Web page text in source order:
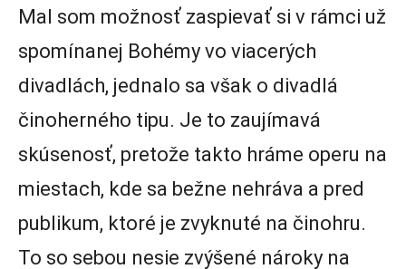
Mal som možnosť zaspievať si v rámci už
spomínanej Bohémy vo viacerých
divadlách, jednalo sa však o divadlá
činoherného tipu. Je to zaujímavá
skúsenosť, pretože takto hráme operu na
miestach, kde sa bežne nehráva a pred
publikum, ktoré je zvyknuté na činohru.
To so sebou nesie zvýšené nároky na